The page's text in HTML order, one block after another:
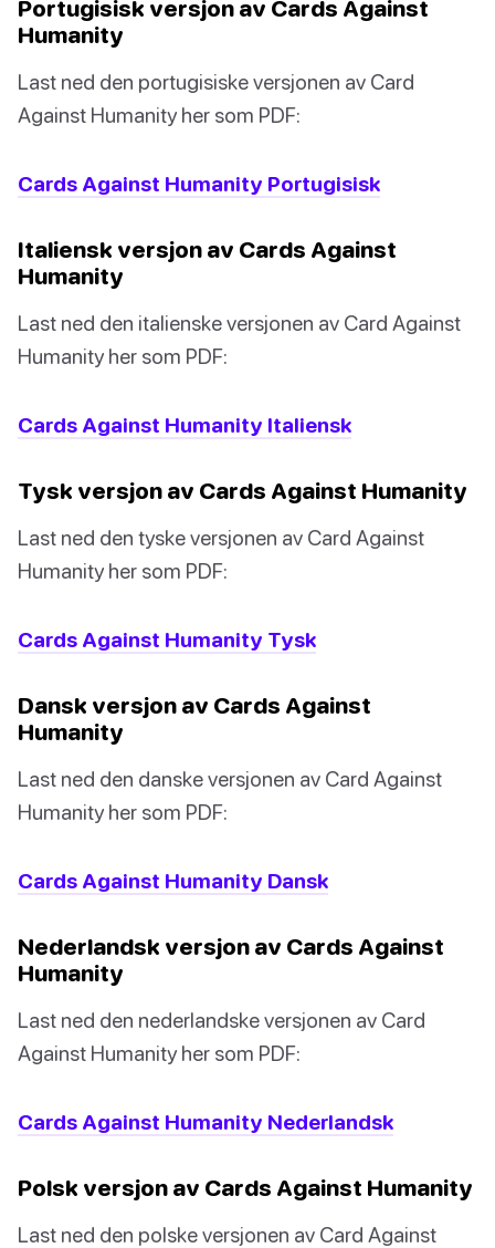
Portugisisk versjon av Cards Against
Humanity
Last ned den portugisiske versjonen av Card
Against Humanity her som PDF:
Cards Against Humanity Portugisisk
Italiensk versjon av Cards Against
Humanity
Last ned den italienske versjonen av Card Against
Humanity her som PDF:
Cards Against Humanity Italiensk
Tysk versjon av Cards Against Humanity
Last ned den tyske versjonen av Card Against
Humanity her som PDF:
Cards Against Humanity Tysk
Dansk versjon av Cards Against
Humanity
Last ned den danske versjonen av Card Against
Humanity her som PDF:
Cards Against Humanity Dansk
Nederlandsk versjon av Cards Against
Humanity
Last ned den nederlandske versjonen av Card
Against Humanity her som PDF:
Cards Against Humanity Nederlandsk
Polsk versjon av Cards Against Humanity
Last ned den polske versjonen av Card Against